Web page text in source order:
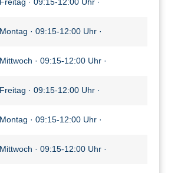
Freitag · 09:15-12:00 Uhr ·
Montag · 09:15-12:00 Uhr ·
Mittwoch · 09:15-12:00 Uhr ·
Freitag · 09:15-12:00 Uhr ·
Montag · 09:15-12:00 Uhr ·
Mittwoch · 09:15-12:00 Uhr ·